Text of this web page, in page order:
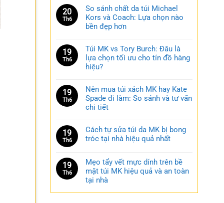
20
Th6
So sánh chất da túi Michael
Kors và Coach: Lựa chọn nào
bền đẹp hơn
19
Th6
Túi MK vs Tory Burch: Đâu là
lựa chọn tối ưu cho tín đồ hàng
hiệu?
19
Th6
Nên mua túi xách MK hay Kate
Spade đi làm: So sánh và tư vấn
chi tiết
19
Th6
Cách tự sửa túi da MK bị bong
tróc tại nhà hiệu quả nhất
19
Th6
Mẹo tẩy vết mực dính trên bề
mặt túi MK hiệu quả và an toàn
tại nhà